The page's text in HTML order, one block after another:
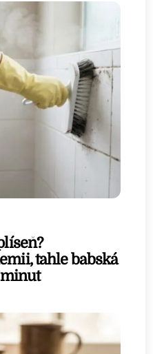
tahle babská
minut